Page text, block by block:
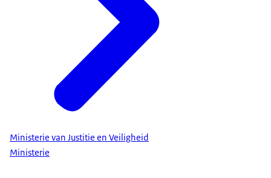
Ministerie van Justitie en Veiligheid
Ministerie